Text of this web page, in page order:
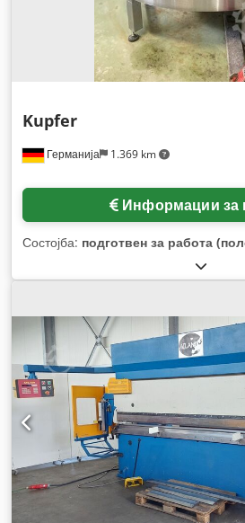
Германија 1.369 km
Kupfer
Информации за
Состојба: подготвен за работа